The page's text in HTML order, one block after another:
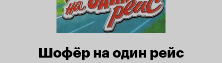
Шофёр на один рейс